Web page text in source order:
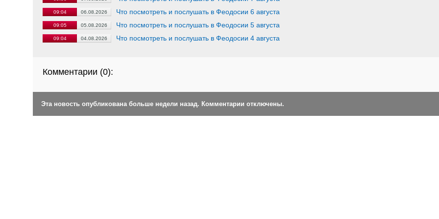
09:04 06.08.2026 Что посмотреть и послушать в Феодосии 6 августа
09:05 05.08.2026 Что посмотреть и послушать в Феодосии 5 августа
09:04 04.08.2026 Что посмотреть и послушать в Феодосии 4 августа
Комментарии (0):
Эта новость опубликована больше недели назад. Комментарии отключены.